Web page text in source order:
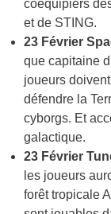
coéquipiers
et de STING.
23 Février
que capitaine
joueurs
défendre la
cyborgs. Et
galactique.
23 Février
les joueurs
forêt tropicale